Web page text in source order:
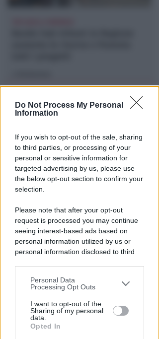
Do Not Process My Personal
Information
If you wish to opt-out of the sale, sharing
to third parties, or processing of your
personal or sensitive information for
targeted advertising by us, please use
the below opt-out section to confirm your
selection.
Please note that after your opt-out
request is processed you may continue
seeing interest-based ads based on
personal information utilized by us or
personal information disclosed to third
You may separately opt-out of the further
disclosure of your personal information
by third parties on the IAB’s list of
downstream participants.
Personal Data
Processing Opt Outs
I want to opt-out of the
Sharing of my personal
data.
Opted In
PIAZZA TRE MARTIRI
ligaza in piazza Tre Martiri
diRedazione